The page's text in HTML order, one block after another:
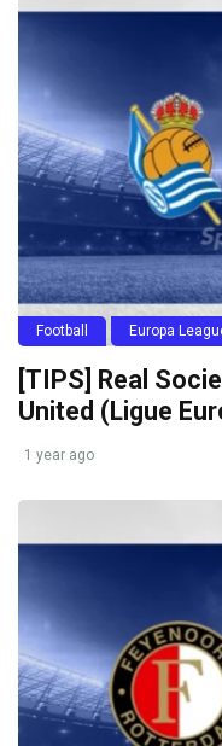
Football Europa
[TIPS] Real
United (Ligue
1 year ago